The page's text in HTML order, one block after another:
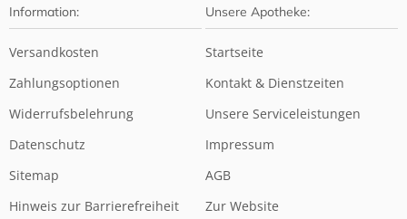
Information:
Versandkosten
Zahlungsoptionen
Widerrufsbelehrung
Datenschutz
Sitemap
Hinweis zur Barrierefreiheit
Unsere Apotheke:
Startseite
Kontakt & Dienstzeiten
Unsere Serviceleistungen
Impressum
AGB
Zur Website